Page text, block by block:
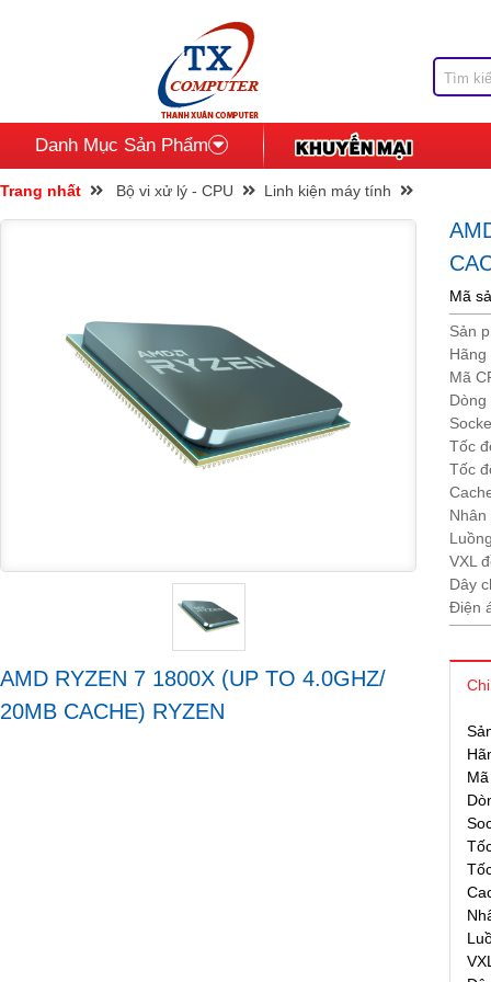
Danh Mục Sản Phẩm
Trang nhất Bộ vi xử lý - CPU Linh kiện máy tính
AMD RYZEN 7 1800X (UP TO 4.0GHZ/
20MB CACHE) RYZEN
Mã
Sản
Hãng
Mã
Dòng
Tốc
Tốc
Nhân
VXL
Dây
Điện